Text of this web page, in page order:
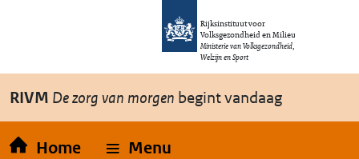
Overslaan en naar de inhoud gaan
Rijksinstituut voor
Volksgezondheid en Milieu
Ministerie van Volksgezondheid,
Welzijn en Sport
RIVM De zorg van morgen begint vandaag
Home Menu